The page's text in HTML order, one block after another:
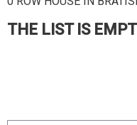
THE LIST IS